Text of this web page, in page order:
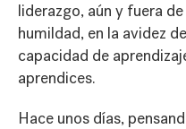
liderazgo, aún y fuera
humildad, en la avidez
capacidad de
aprendices.
Hace unos días,